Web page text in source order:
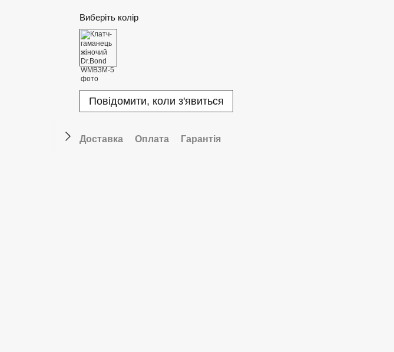
Виберіть колір
Повідомити, коли з'явиться
Доставка Оплата Гарантія